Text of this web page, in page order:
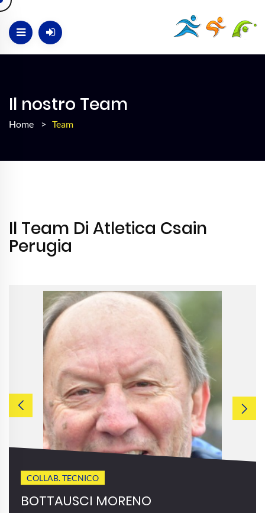
Il nostro Team
Home > Team
Il Team Di Atletica Csain
Perugia
COLLAB. TECNICO
BOTTAUSCI MORENO